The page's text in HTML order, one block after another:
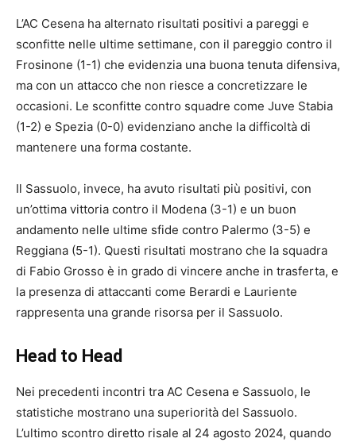
L’AC Cesena ha alternato risultati positivi a pareggi e
sconfitte nelle ultime settimane, con il pareggio contro il
Frosinone (1-1) che evidenzia una buona tenuta difensiva,
ma con un attacco che non riesce a concretizzare le
occasioni. Le sconfitte contro squadre come Juve Stabia
(1-2) e Spezia (0-0) evidenziano anche la difficoltà di
mantenere una forma costante.
Il Sassuolo, invece, ha avuto risultati più positivi, con
un’ottima vittoria contro il Modena (3-1) e un buon
andamento nelle ultime sfide contro Palermo (3-5) e
Reggiana (5-1). Questi risultati mostrano che la squadra
di Fabio Grosso è in grado di vincere anche in trasferta, e
la presenza di attaccanti come Berardi e Lauriente
rappresenta una grande risorsa per il Sassuolo.
Head to Head
Nei precedenti incontri tra AC Cesena e Sassuolo, le
statistiche mostrano una superiorità del Sassuolo.
L’ultimo scontro diretto risale al 24 agosto 2024, quando